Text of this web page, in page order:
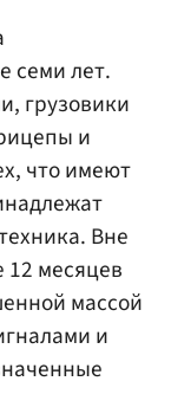
семи лет.
грузовики
и
что имеют
Вне
12 месяцев
массой
и